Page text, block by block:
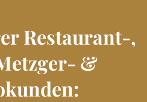
Restaurant-,
&